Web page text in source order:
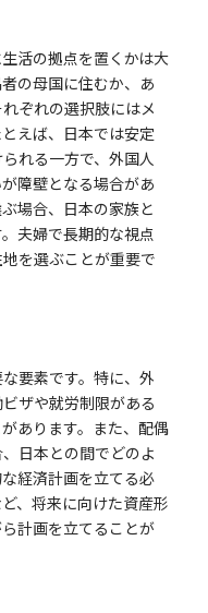
活の拠点を置くかは大
の母国に住むか、あ
ぞれの選択肢にはメ
えば、日本では安定
れる一方で、外国人
障壁となる場合があ
場合、日本の家族と
夫婦で長期的な視点
を選ぶことが重要で
要素です。特に、外
ザや就労制限がある
あります。また、配偶
日本との間でどのよ
経済計画を立てる必
、将来に向けた資産形
計画を立てることが